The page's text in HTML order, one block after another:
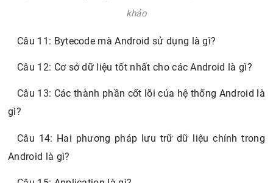
khảo
Câu 11: Bytecode mà Android sử dụng là gì?
Câu 12: Cơ sở dữ liệu tốt nhất cho các Android là gì?
Câu 13: Các thành phần cốt lõi của hệ thống Android là
gì?
Câu 14: Hai phương pháp lưu trữ dữ liệu chính trong
Android là gì?